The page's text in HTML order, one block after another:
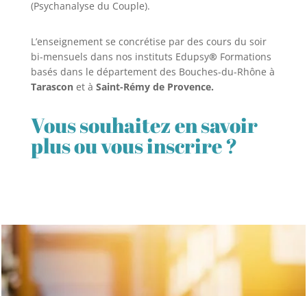
(Psychanalyse du Couple).
L’enseignement se concrétise par des cours du soir
bi-mensuels dans nos instituts Edupsy® Formations
basés dans le département des Bouches-du-Rhône à
Tarasconet à Saint-Rémy de Provence.
Vous souhaitez en savoir
plus ou vous inscrire ?